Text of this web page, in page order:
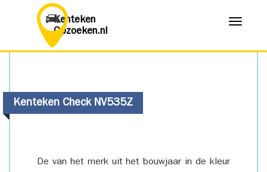
Kenteken
Opzoeken.nl
Menu
Kenteken Check NV535Z
De van het merk uit het bouwjaar in de kleur